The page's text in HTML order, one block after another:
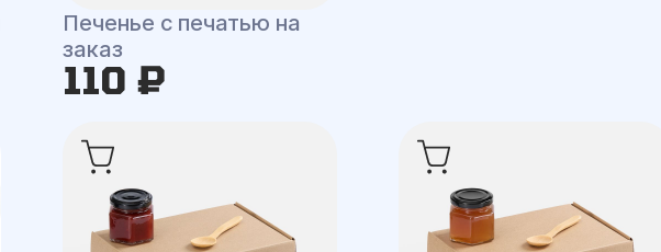
Печенье с печатью на
заказ
110 ₽